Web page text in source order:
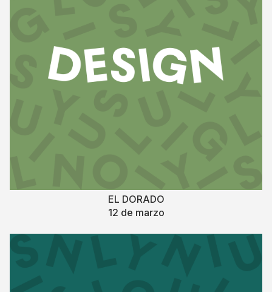
EL DORADO
12 de marzo